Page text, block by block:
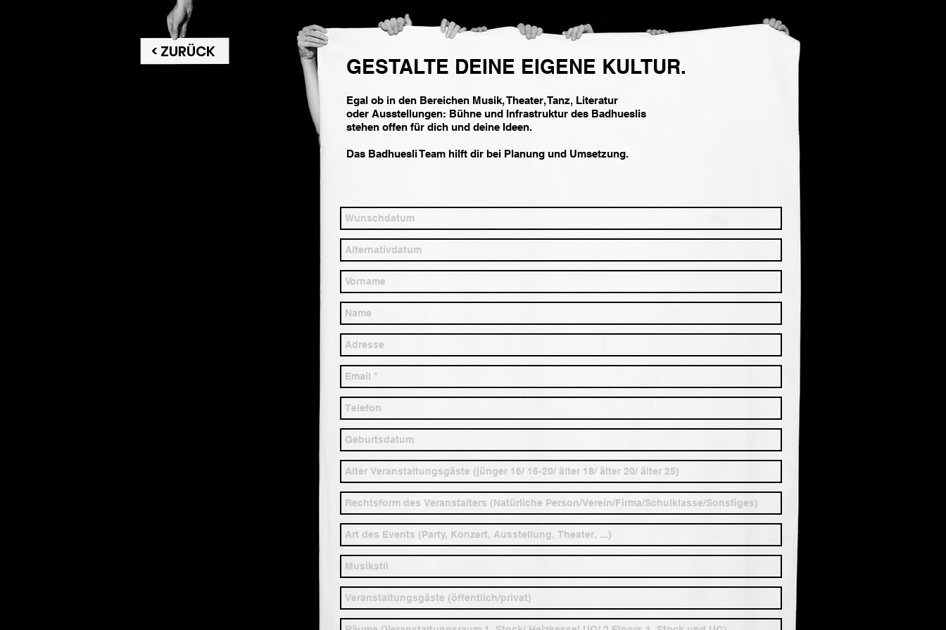
< ZURÜCK
GESTALTE DEINE EIGENE KULTUR.
Egal ob in den Bereichen Musik,Theater, Tanz, Literatur
oder Ausstellungen: Bühne und Infrastruktur des Badhueslis
stehen offen für dich und deine Ideen.
Das Badhuesli Team hilft dir bei Planung und Umsetzung.